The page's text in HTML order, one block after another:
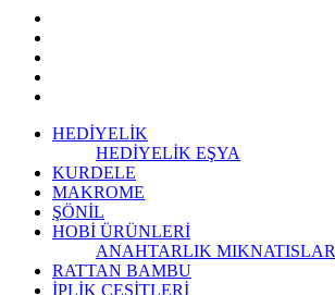
HEDİYELİK
HEDİYELİK EŞYA
KURDELE
MAKROME
ŞÖNİL
HOBİ ÜRÜNLERİ
ANAHTARLIK MIKNATISLAR
RATTAN BAMBU
İPLİK ÇEŞİTLERİ